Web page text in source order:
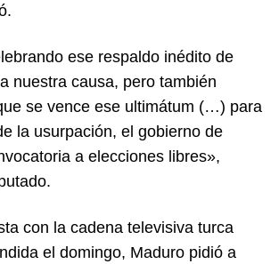
ese respaldo inédito de
nuestra causa, pero también
se vence ese ultimátum (…) para
la usurpación, el gobierno de
a elecciones libres»,
con la cadena televisiva turca
el domingo, Maduro pidió a